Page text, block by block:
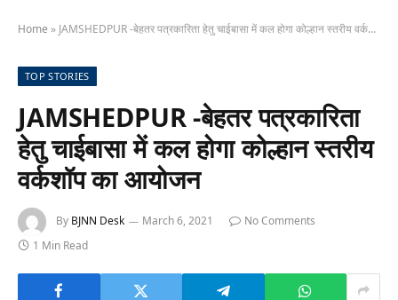
Home » JAMSHEDPUR -बेहतर पत्रकारिता हेतु चाईबासा में कल होगा कोल्हान स्तरीय वर्कशॉप का आयोजन
TOP STORIES
JAMSHEDPUR -बेहतर पत्रकारिता
हेतु चाईबासा में कल होगा कोल्हान स्तरीय
वर्कशॉप का आयोजन
By BJNN Desk March 6, 2021
No Comments
1 Min Read